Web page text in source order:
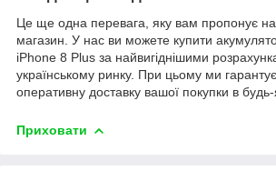
Це ще одна перевага, яку вам пропонує
магазин. У нас ви можете купити
iPhone 8 Plus за найвигіднішими
українському ринку. При цьому ми
оперативну доставку вашої покупки в будь-
Приховати